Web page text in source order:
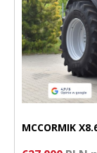
MCCORMIK